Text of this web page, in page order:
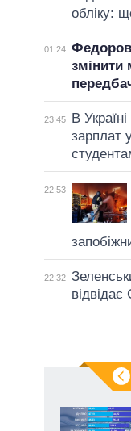
обліку:
01:24
змінити
23:45
В
зарплат
22:53
22:32
відвідає